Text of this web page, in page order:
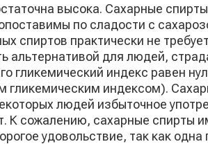
высока. Сахарные
по сладости с
спиртов практически не
альтернативой для людей,
гликемический индекс равен
гликемическим индексом).
людей избыточное
К сожалению, сахарные спирты
удовольствие, так как